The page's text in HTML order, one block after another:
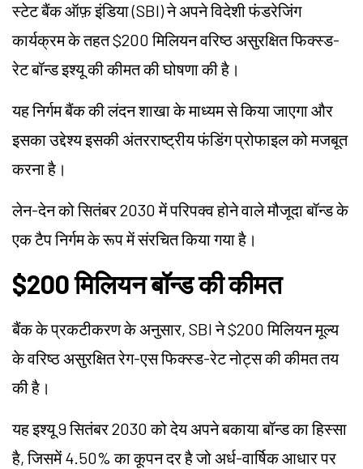
स्टेट बैंक ऑफ़ इंडिया (SBI) ने अपने विदेशी फंडरेजिंग
कार्यक्रम के तहत $200 मिलियन वरिष्ठ असुरक्षित फिक्स्ड-
रेट बॉन्ड इश्यू की कीमत की घोषणा की है।
यह निर्गम बैंक की लंदन शाखा के माध्यम से किया जाएगा और
इसका उद्देश्य इसकी अंतरराष्ट्रीय फंडिंग प्रोफाइल को मजबूत
करना है।
लेन-देन को सितंबर 2030 में परिपक्व होने वाले मौजूदा बॉन्ड के
एक टैप निर्गम के रूप में संरचित किया गया है।
$200 मिलियन बॉन्ड की कीमत
बैंक के प्रकटीकरण के अनुसार, SBI ने $200 मिलियन मूल्य
के वरिष्ठ असुरक्षित रेग-एस फिक्स्ड-रेट नोट्स की कीमत तय
की है।
यह इश्यू 9 सितंबर 2030 को देय अपने बकाया बॉन्ड का हिस्सा
है, जिसमें 4.50% का कूपन दर है जो अर्ध-वार्षिक आधार पर